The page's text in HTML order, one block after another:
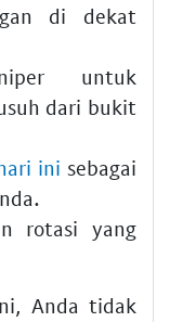
di dekat
untuk
dari bukit
ini sebagai
rotasi yang
Anda tidak